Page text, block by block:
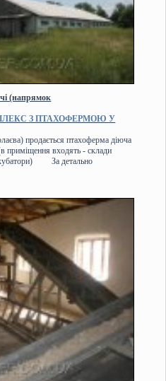
(напрямок
З ПТАХОФЕРМОЮ У
продається птахоферма діюча
приміщення входять - склади
За детально